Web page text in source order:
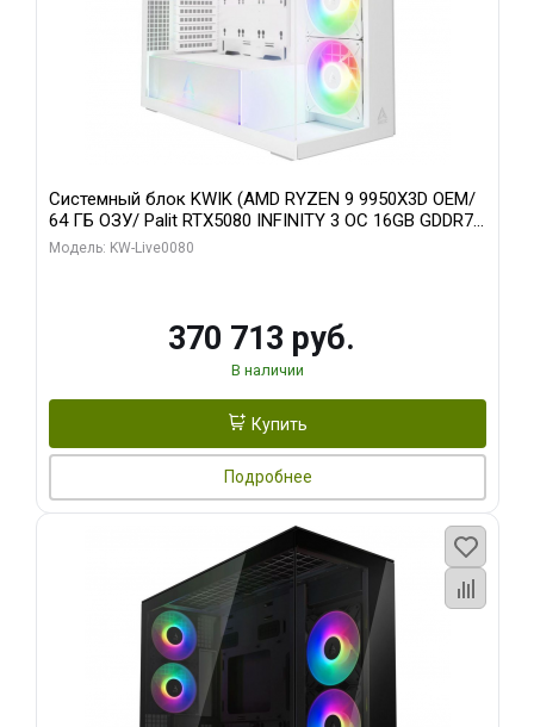
Системный блок KWIK (AMD RYZEN 9 9950X3D OEM/
64 ГБ ОЗУ/ Palit RTX5080 INFINITY 3 OC 16GB GDDR7
256bit 3xDP H/ 960 ГБ SSD)
Модель: KW-Live0080
370 713 руб.
В наличии
Купить
Подробнее